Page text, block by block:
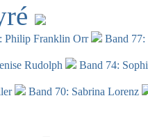
Philip Franklin Orr
Band
Rudolph
Band 74:
Band 70: Sabrina Lorenz